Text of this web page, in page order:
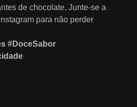
de chocolate. Junte-se a
para não perder
#DoceSabor